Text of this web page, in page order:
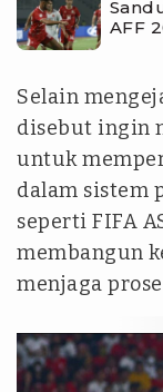
AFF
Selain
disebut ingin
untuk
dalam sistem
seperti FIFA
membangun
menjaga